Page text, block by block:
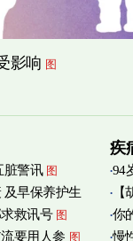
影响 图
脏警讯 图
早保养护生
救讯号 图
要用人参 图
疾
94
【
自
你
图
慢